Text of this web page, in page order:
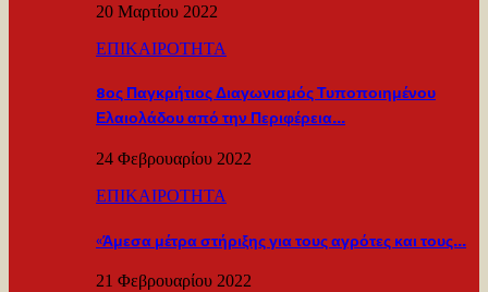
20 Μαρτίου 2022
ΕΠΙΚΑΙΡΟΤΗΤΑ
8ος Παγκρήτιος Διαγωνισμός Τυποποιημένου
Ελαιολάδου από την Περιφέρεια…
24 Φεβρουαρίου 2022
ΕΠΙΚΑΙΡΟΤΗΤΑ
«Άμεσα μέτρα στήριξης για τους αγρότες και τους…
21 Φεβρουαρίου 2022